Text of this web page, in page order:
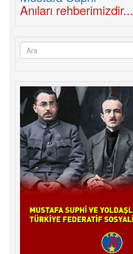
Anıları rehberimizdir...
Arama